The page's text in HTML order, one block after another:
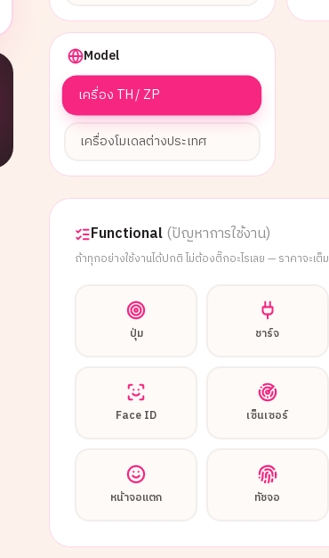
Model
เครื่อง TH / ZP
เครื่องโมเดลต่างประเทศ
Functional(ปัญหาการใช้งาน)
ถ้าทุกอย่างใช้งานได้ปกติ ไม่ต้องติ๊กอะไรเลย — ราคาจะเต็ม
ปุ่ม ชาร์จ
Face ID เซ็นเซอร์
หน้าจอแตก ทัชจอ